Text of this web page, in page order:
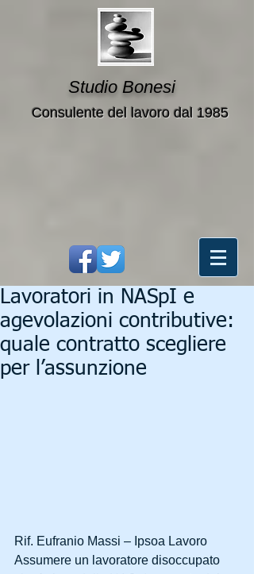
Studio Bonesi
Consulente del lavoro dal 1985
Lavoratori in NASpI e
agevolazioni contributive:
quale contratto scegliere
per l’assunzione
Rif. Eufranio Massi – Ipsoa Lavoro
Assumere un lavoratore disoccupato